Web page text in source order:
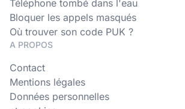
Téléphone tombé dans l'eau
Bloquer les appels masqués
Où trouver son code PUK ?
A PROPOS
Contact
Mentions légales
Données personnelles